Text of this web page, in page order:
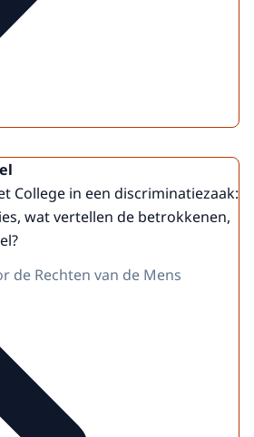
College in een discriminatiezaak:
wat vertellen de betrokkenen,
de Rechten van de Mens